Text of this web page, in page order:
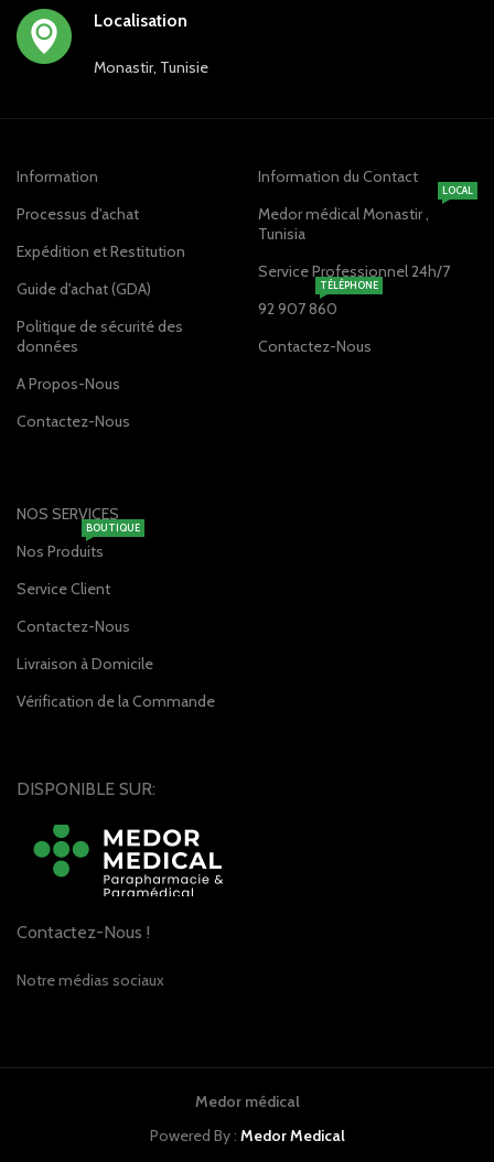
Localisation
Monastir, Tunisie
Information
Processus d'achat
Expédition et Restitution
Guide d'achat (GDA)
Politique de sécurité des
données
A Propos-Nous
Contactez-Nous
Information du Contact
Medor médical Monastir ,
Tunisia
LOCAL
Service Professionnel 24h/7
92 907 860
TÉLÉPHONE
Contactez-Nous
NOS SERVICES
Nos Produits
BOUTIQUE
Service Client
Contactez-Nous
Livraison à Domicile
Vérification de la Commande
DISPONIBLE SUR:
Contactez-Nous !
Notre médias sociaux
Medor médical
Powered By : Medor Medical